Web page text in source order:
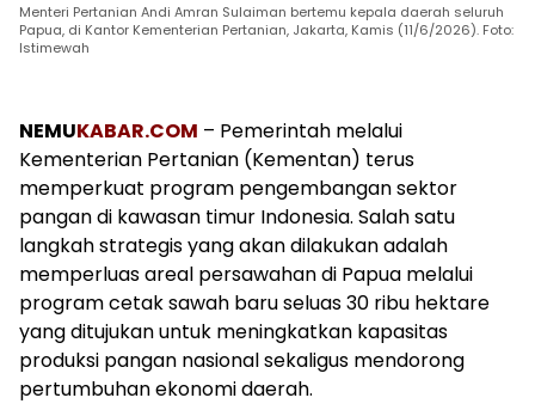
Menteri Pertanian Andi Amran Sulaiman bertemu kepala daerah seluruh
Papua, di Kantor Kementerian Pertanian, Jakarta, Kamis (11/6/2026). Foto:
Istimewah
NEMUKABAR.COM – Pemerintah melalui
Kementerian Pertanian (Kementan) terus
memperkuat program pengembangan sektor
pangan di kawasan timur Indonesia. Salah satu
langkah strategis yang akan dilakukan adalah
memperluas areal persawahan di Papua melalui
program cetak sawah baru seluas 30 ribu hektare
yang ditujukan untuk meningkatkan kapasitas
produksi pangan nasional sekaligus mendorong
pertumbuhan ekonomi daerah.